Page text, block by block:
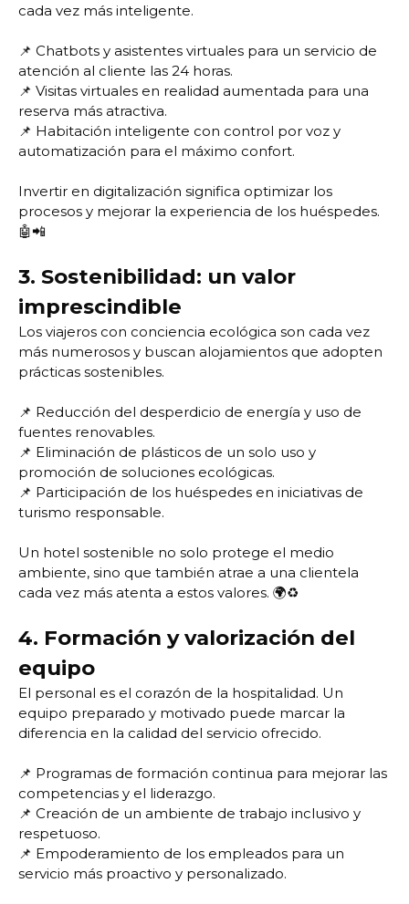
cada vez más inteligente.
📌 Chatbots y asistentes virtuales para un servicio de
atención al cliente las 24 horas.
📌 Visitas virtuales en realidad aumentada para una
reserva más atractiva.
📌 Habitación inteligente con control por voz y
automatización para el máximo confort.
Invertir en digitalización significa optimizar los
procesos y mejorar la experiencia de los huéspedes.
🤖📲
3. Sostenibilidad: un valor
imprescindible
Los viajeros con conciencia ecológica son cada vez
más numerosos y buscan alojamientos que adopten
prácticas sostenibles.
📌 Reducción del desperdicio de energía y uso de
fuentes renovables.
📌 Eliminación de plásticos de un solo uso y
promoción de soluciones ecológicas.
📌 Participación de los huéspedes en iniciativas de
turismo responsable.
Un hotel sostenible no solo protege el medio
ambiente, sino que también atrae a una clientela
cada vez más atenta a estos valores. 🌍♻️
4. Formación y valorización del
equipo
El personal es el corazón de la hospitalidad. Un
equipo preparado y motivado puede marcar la
diferencia en la calidad del servicio ofrecido.
📌 Programas de formación continua para mejorar las
competencias y el liderazgo.
📌 Creación de un ambiente de trabajo inclusivo y
respetuoso.
📌 Empoderamiento de los empleados para un
servicio más proactivo y personalizado.